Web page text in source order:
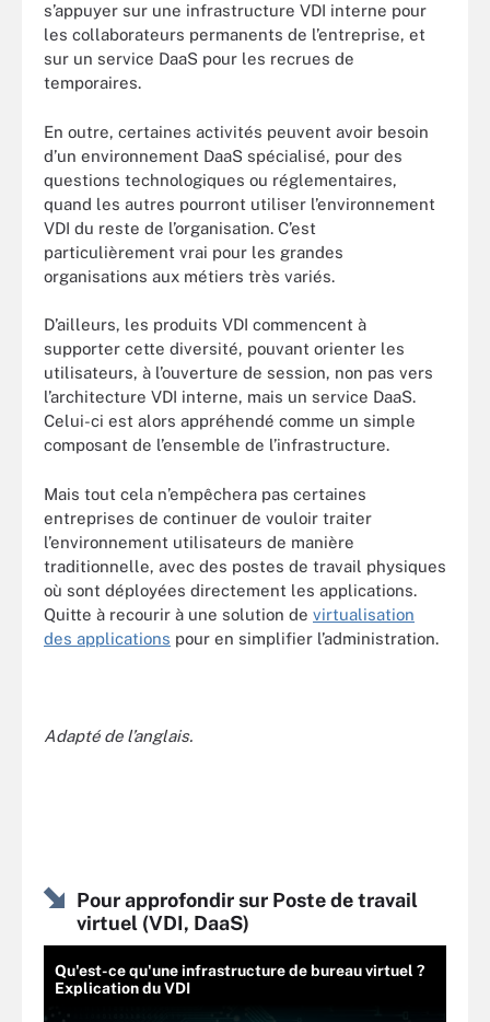
s’appuyer sur une infrastructure VDI interne pour
les collaborateurs permanents de l’entreprise, et
sur un service DaaS pour les recrues de
temporaires.
En outre, certaines activités peuvent avoir besoin
d’un environnement DaaS spécialisé, pour des
questions technologiques ou réglementaires,
quand les autres pourront utiliser l’environnement
VDI du reste de l’organisation. C’est
particulièrement vrai pour les grandes
organisations aux métiers très variés.
D’ailleurs, les produits VDI commencent à
supporter cette diversité, pouvant orienter les
utilisateurs, à l’ouverture de session, non pas vers
l’architecture VDI interne, mais un service DaaS.
Celui-ci est alors appréhendé comme un simple
composant de l’ensemble de l’infrastructure.
Mais tout cela n’empêchera pas certaines
entreprises de continuer de vouloir traiter
l’environnement utilisateurs de manière
traditionnelle, avec des postes de travail physiques
où sont déployées directement les applications.
Quitte à recourir à une solution de virtualisation
des applications pour en simplifier l’administration.
Adapté de l’anglais.
Pour approfondir sur Poste de travail
virtuel (VDI, DaaS)
Qu'est-ce qu'une infrastructure de bureau virtuel ?
Explication du VDI